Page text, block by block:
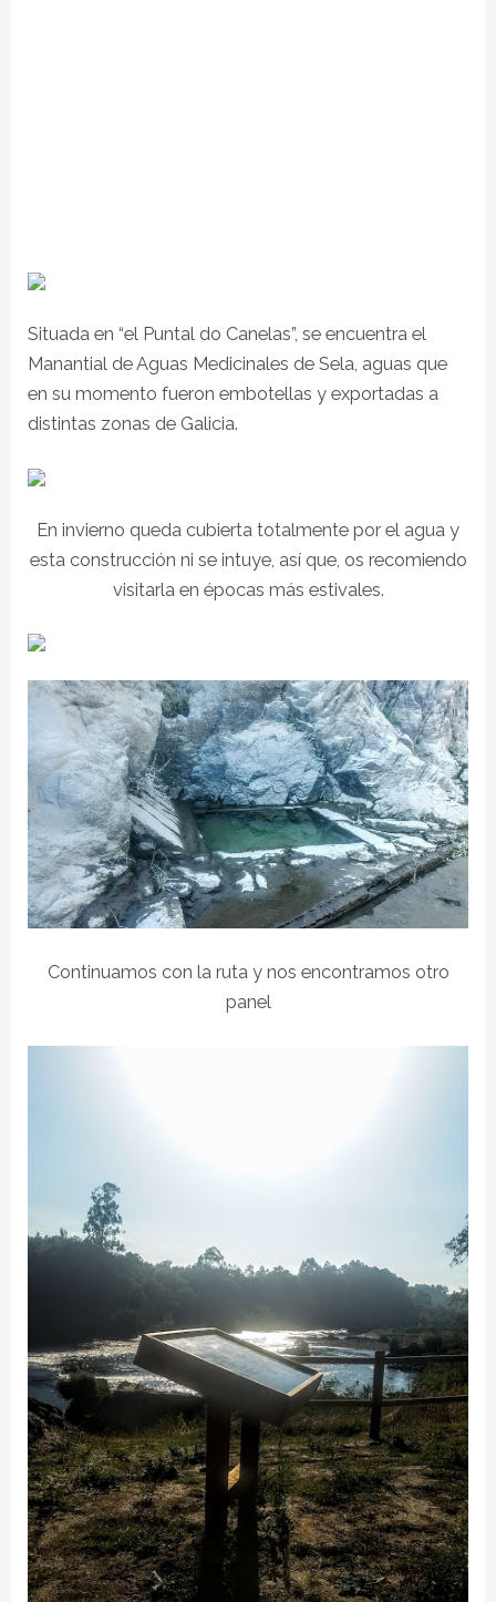
Situada en “el Puntal do Canelas”, se encuentra el
Manantial de Aguas Medicinales de Sela, aguas que
en su momento fueron embotellas y exportadas a
distintas zonas de Galicia.
En invierno queda cubierta totalmente por el agua y
esta construcción ni se intuye, así que, os recomiendo
visitarla en épocas más estivales.
Continuamos con la ruta y nos encontramos otro
panel